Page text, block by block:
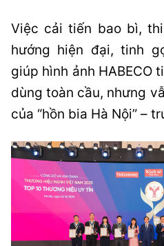
Việc cải tiến bao bì,
hướng hiện đại, tinh
giúp hình ảnh HABECO
dùng toàn cầu, nhưng
của “hồn bia Hà Nội” –